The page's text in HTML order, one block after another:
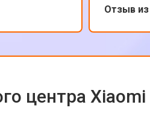
на них
и
цен
Отзыв из
центра Xiaomi